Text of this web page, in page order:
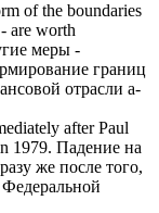
of the boundaries
are worth
меры -
границ
отрасли а-
after Paul
1979. Падение на
же после того,